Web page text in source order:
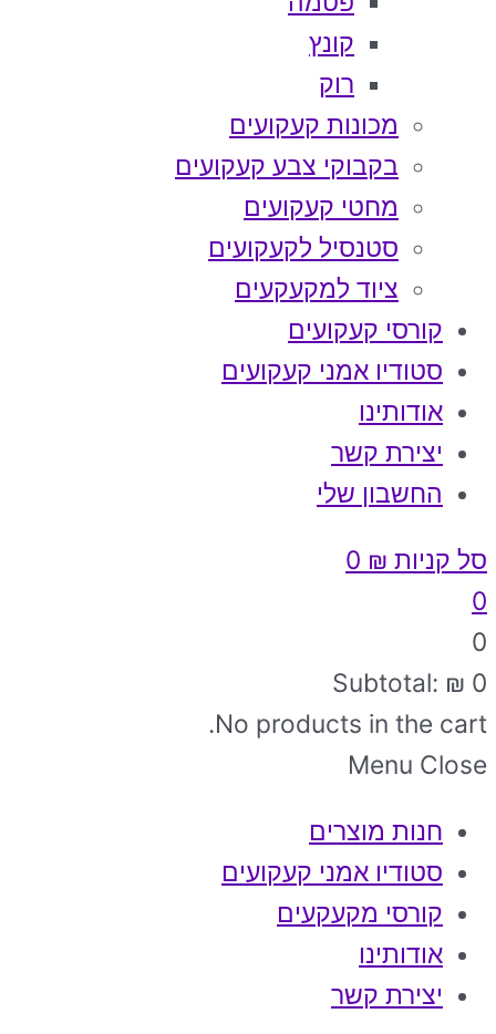
קונץ
רוק
מכונות קעקועים
בקבוקי צבע קעקועים
מחטי קעקועים
סטנסיל לקעקועים
ציוד למקעקעים
קורסי קעקועים
סטודיו אמני קעקועים
אודותינו
יצירת קשר
החשבון שלי
סל קניות ₪
0
0
Subtotal: ₪ 0
No products in the cart.
Menu Close
חנות מוצרים
סטודיו אמני קעקועים
קורסי מקעקעים
אודותינו
יצירת קשר